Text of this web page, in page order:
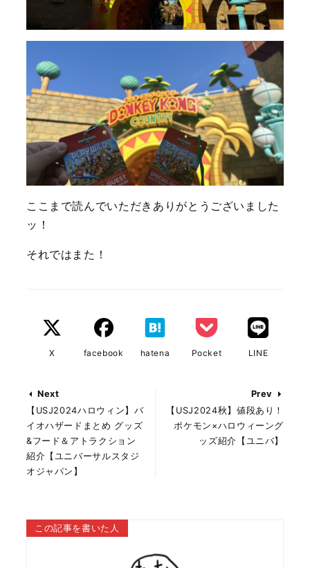
ここまで読んでいただきありがとうございました
ッ！
それではまた！
X facebook hatena Pocket LINE
Next
【USJ2024ハロウィン】バ
イオハザードまとめ グッズ
&フード＆アトラクション
紹介【ユニバーサルスタジ
オジャパン】
Prev
【USJ2024秋】値段あり！
ポケモン×ハロウィーング
ッズ紹介【ユニバ】
この記事を書いた人